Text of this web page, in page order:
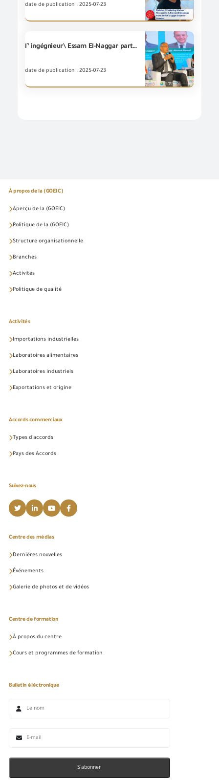
date de publication : 2025-07-23
l’ ingégnieur\ Essam El-Naggar participe aux activités du septième Forum pour l’économie verte (Egypt GEF Forum) lors de la deuxième session de discussion intitulée "Ouverture de nouveaux marchés et augmentation des taux d’exportation"
date de publication : 2025-07-23
À propos de la (GOEIC)
Aperçu de la (GOEIC)
Politique de la (GOEIC)
Structure organisationnelle
Branches
Activités
Politique de qualité
Activités
Importations industrielles
Laboratoires alimentaires
Laboratoires industriels
Exportations et origine
Accords commerciaux
Types d'accords
Pays des Accords
Suivez-nous
Centre des médias
Dernières nouvelles
Événements
Galerie de photos et de vidéos
Centre de formation
À propos du centre
Cours et programmes de formation
Bulletin éléctronique
S'abonner